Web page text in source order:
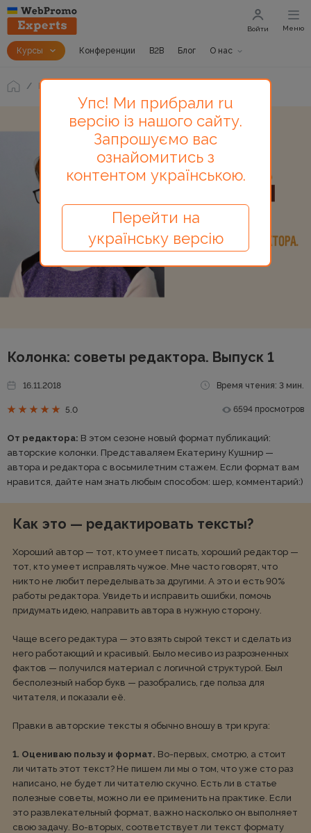
Курсы Конференции B2B Блог О нас
Войти Меню
Блог
Колонка: советы редактора. Выпуск 1
16.11.2018 Время чтения: 3 мин.
5.0 6594 просмотров
От редактора: В этом сезоне новый формат публикаций:
авторские колонки. Представаляем Екатерину Кушнир —
автора и редактора с восьмилетним стажем. Если формат вам
нравится, дайте нам знать любым способом: шер, комментарий:)
Как это — редактировать тексты?
Хороший автор — тот, кто умеет писать, хороший редактор —
тот, кто умеет исправлять чужое. Мне часто говорят, что
никто не любит переделывать за другими. А это и есть 90%
работы редактора. Увидеть и исправить ошибки, помочь
придумать идею, направить автора в нужную сторону.
Чаще всего редактура — это взять сырой текст и сделать из
него работающий и красивый. Было месиво из разрозненных
фактов — получился материал с логичной структурой. Был
бесполезный набор букв — разобрались, где польза для
читателя, и показали её.
Правки в авторские тексты я обычно вношу в три круга:
1. Оцениваю пользу и формат. Во-первых, смотрю, а стоит
ли читать этот текст? Не пишем ли мы о том, что уже сто раз
написано, не будет ли читателю скучно. Есть ли в статье
полезные советы, можно ли ее применить на практике. Если
это развлекательный формат, важно насколько он выполняет
свою задачу. Во-вторых, соответствует ли текст формату
Упс! Ми прибрали ru
версію із нашого сайту.
Запрошуємо вас
ознайомитись з
контентом українською.
Перейти на
українську версію